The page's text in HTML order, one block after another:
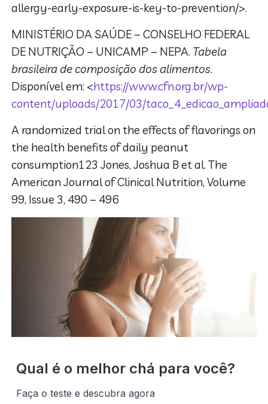
allergy-early-exposure-is-key-to-prevention/>.
MINISTÉRIO DA SAÚDE – CONSELHO FEDERAL
DE NUTRIÇÃO – UNICAMP – NEPA. Tabela
brasileira de composição dos alimentos.
Disponível em: <https://www.cfn.org.br/wp-
content/uploads/2017/03/
A randomized trial on the effects of flavorings on
the health benefits of daily peanut
consumption123Jones, Joshua B et al. The
American Journal of Clinical Nutrition, Volume
99, Issue 3, 490 – 496